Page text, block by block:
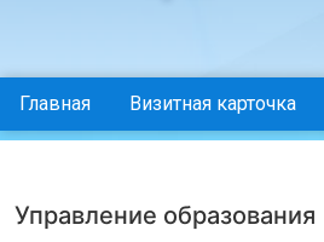
Главная Визитная карточка
Управление образования